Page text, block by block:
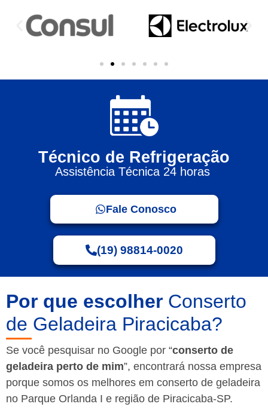
Técnico de Refrigeração
Assistência Técnica 24 horas
Fale Conosco
(19) 98814-0020
Por que escolher Conserto
de Geladeira Piracicaba?
Se você pesquisar no Google por “conserto de
geladeira perto de mim”, encontrará nossa empresa
porque somos os melhores em conserto de geladeira
no Parque Orlanda I e região de Piracicaba-SP.